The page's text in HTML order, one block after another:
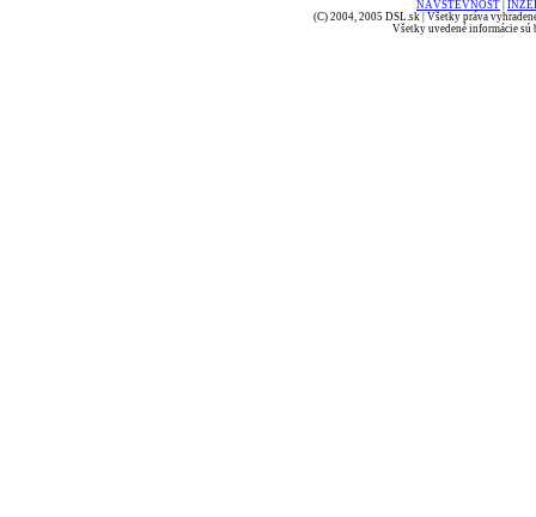
NÁVŠTEVNOSŤ
(C) 2004, 2005 DSL.sk | Všetky práva
Všetky uvedené informácie sú